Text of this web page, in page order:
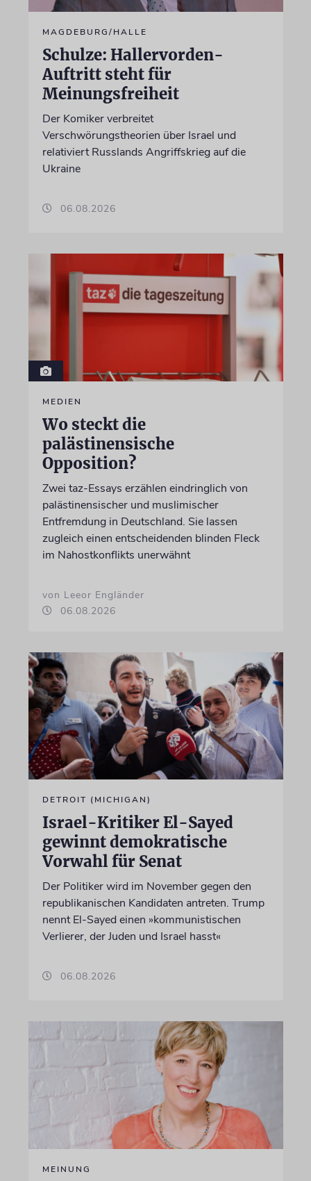
MAGDEBURG/HALLE
Schulze: Hallervorden-
Auftritt steht für
Meinungsfreiheit
Der Komiker verbreitet
Verschwörungstheorien über Israel und
relativiert Russlands Angriffskrieg auf die
Ukraine
06.08.2026
MEDIEN
Wo steckt die
palästinensische
Opposition?
Zwei taz-Essays erzählen eindringlich von
palästinensischer und muslimischer
Entfremdung in Deutschland. Sie lassen
zugleich einen entscheidenden blinden Fleck
im Nahostkonflikts unerwähnt
von Leeor Engländer
06.08.2026
DETROIT (MICHIGAN)
Israel-Kritiker El-Sayed
gewinnt demokratische
Vorwahl für Senat
Der Politiker wird im November gegen den
republikanischen Kandidaten antreten. Trump
nennt El-Sayed einen »kommunistischen
Verlierer, der Juden und Israel hasst«
06.08.2026
MEINUNG